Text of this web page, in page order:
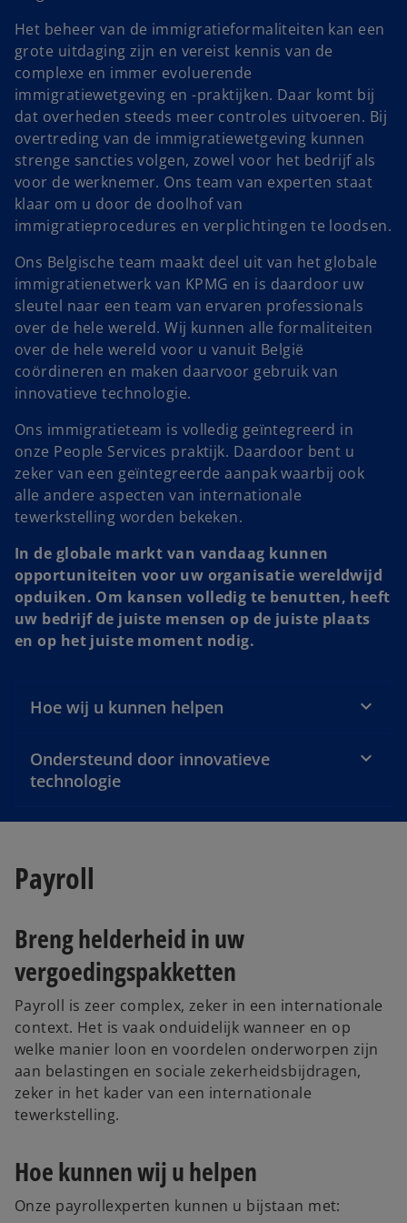
Het beheer van de immigratieformaliteiten kan een
grote uitdaging zijn en vereist kennis van de
complexe en immer evoluerende
immigratiewetgeving en -praktijken. Daar komt bij
dat overheden steeds meer controles uitvoeren. Bij
overtreding van de immigratiewetgeving kunnen
strenge sancties volgen, zowel voor het bedrijf als
voor de werknemer. Ons team van experten staat
klaar om u door de doolhof van
immigratieprocedures en verplichtingen te loodsen.
Ons Belgische team maakt deel uit van het globale
immigratienetwerk van KPMG en is daardoor uw
sleutel naar een team van ervaren professionals
over de hele wereld. Wij kunnen alle formaliteiten
over de hele wereld voor u vanuit België
coördineren en maken daarvoor gebruik van
innovatieve technologie.
Ons immigratieteam is volledig geïntegreerd in
onze People Services praktijk. Daardoor bent u
zeker van een geïntegreerde aanpak waarbij ook
alle andere aspecten van internationale
tewerkstelling worden bekeken.
In de globale markt van vandaag kunnen
opportuniteiten voor uw organisatie wereldwijd
opduiken. Om kansen volledig te benutten, heeft
uw bedrijf de juiste mensen op de juiste plaats
en op het juiste moment nodig.
Hoe wij u kunnen helpen
Ondersteund door innovatieve
technologie
Payroll
Breng helderheid in uw
vergoedingspakketten
Payroll is zeer complex, zeker in een internationale
context. Het is vaak onduidelijk wanneer en op
welke manier loon en voordelen onderworpen zijn
aan belastingen en sociale zekerheidsbijdragen,
zeker in het kader van een internationale
tewerkstelling.
Hoe kunnen wij u helpen
Onze payrollexperten kunnen u bijstaan met: